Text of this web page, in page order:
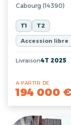
Cabourg (14390)
T1 T2
Accession libre
Livraison4T 2025
A PARTIR DE
194 000 €